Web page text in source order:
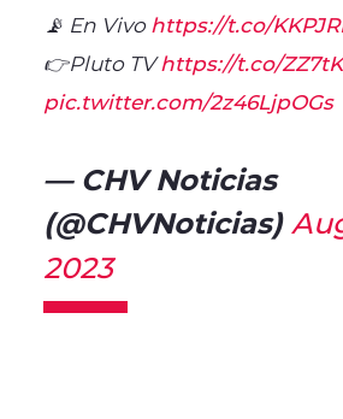
📡 En Vivo https://t.co/
👉Pluto TVhttps://t.co/
pic.twitter.com/2z46LjpOGs
— CHV Noticias
(@CHVNoticias)
2023